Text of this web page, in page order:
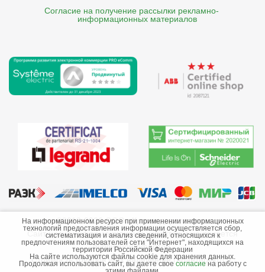
Согласие на получение рассылки рекламно-
    информационных материалов
©2013-2026 ООО «Краснодарэлектро»
Сайт носит информационный характер и не является
публичной офертой.
Стоимость товаров и их наличие не гарантируются.
На информационном ресурсе при применении информационных
технологий предоставления информации осуществляется сбор,
систематизация и анализ сведений, относящихся к
предпочтениям пользователей сети "Интернет", находящихся на
территории Российской Федерации
На сайте используются файлы cookie для хранения данных.
Продолжая использовать сайт, вы даете свое согласие на работу с